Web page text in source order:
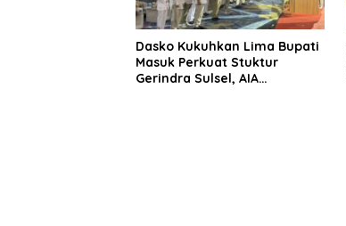
Dasko Kukuhkan Lima Bupati
Masuk Perkuat Stuktur
Gerindra Sulsel, AIA